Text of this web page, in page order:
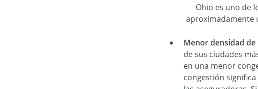
Ohio es uno de
aproximadamente
Menor densidad
de sus ciudades
en una menor
congestión